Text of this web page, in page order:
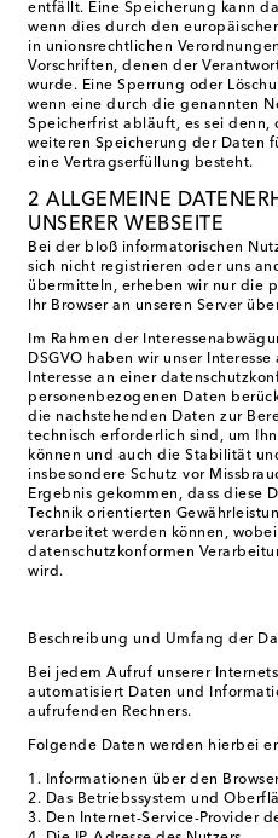
entfällt. Eine Speicherung kann
wenn dies durch den
in unionsrechtlichen
Vorschriften, denen der
wurde. Eine Sperrung oder
wenn eine durch die genannten
Speicherfrist abläuft, es sei denn,
weiteren Speicherung der Daten
eine Vertragserfüllung besteht.
2 ALLGEMEINE
UNSERER WEBSEITE
Bei der bloß informatorischen
sich nicht registrieren oder uns
übermitteln, erheben wir nur die
Ihr Browser an unseren Server
Im Rahmen der
DSGVO haben wir unser
Interesse an einer
personenbezogenen Daten
die nachstehenden Daten zur
technisch erforderlich sind, um
können und auch die Stabilität
insbesondere Schutz vor
Ergebnis gekommen, dass diese
Technik orientierten
verarbeitet werden können,
datenschutzkonformen
wird.
Beschreibung und Umfang der
Bei jedem Aufruf unserer
automatisiert Daten und
aufrufenden Rechners.
Folgende Daten werden hierbei
Informationen über den
Das Betriebssystem und
Den Internet-Service-Provider